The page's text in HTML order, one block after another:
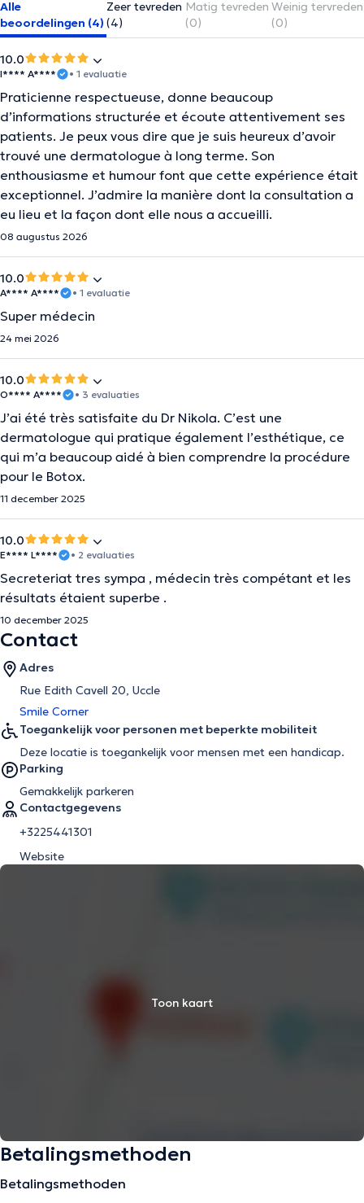
Alle
beoordelingen (4)
Zeer tevreden
(4)
Matig tevreden
(0)
Weinig tervreden
(0)
10.0
I**** A**** • 1 evaluatie
Praticienne respectueuse, donne beaucoup
d’informations structurée et écoute attentivement ses
patients. Je peux vous dire que je suis heureux d’avoir
trouvé une dermatologue à long terme. Son
enthousiasme et humour font que cette expérience était
exceptionnel. J’admire la manière dont la consultation a
eu lieu et la façon dont elle nous a accueilli.
08 augustus 2026
10.0
A**** A**** • 1 evaluatie
Super médecin
24 mei 2026
10.0
O**** A**** • 3 evaluaties
J’ai été très satisfaite du Dr Nikola. C’est une
dermatologue qui pratique également l’esthétique, ce
qui m’a beaucoup aidé à bien comprendre la procédure
pour le Botox.
11 december 2025
10.0
E**** L**** • 2 evaluaties
Secreteriat tres sympa , médecin très compétant et les
résultats étaient superbe .
10 december 2025
Contact
Adres
Rue Edith Cavell 20, Uccle
Smile Corner
Toegankelijk voor personen met beperkte mobiliteit
Deze locatie is toegankelijk voor mensen met een handicap.
Parking
Gemakkelijk parkeren
Contactgegevens
+3225441301
Website
Toon kaart
Betalingsmethoden
Betalingsmethoden